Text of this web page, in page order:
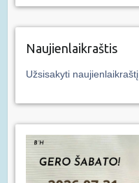
Naujienlaikraštis
Užsisakyti naujienlaikraštį